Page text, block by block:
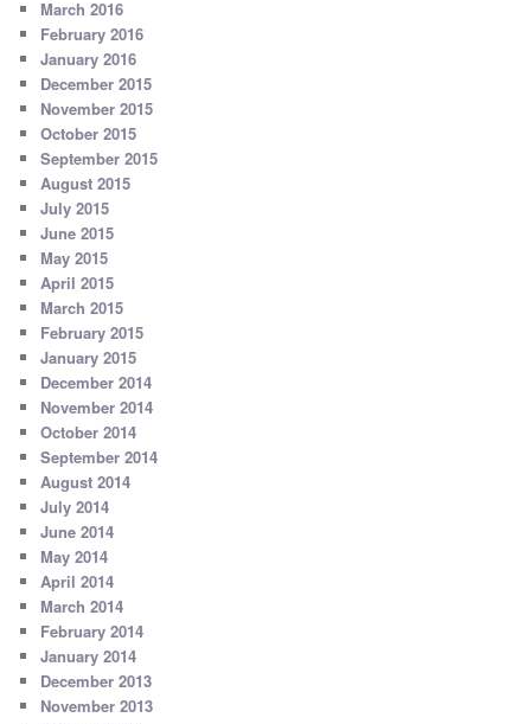
March 2016
February 2016
January 2016
December 2015
November 2015
October 2015
September 2015
August 2015
July 2015
June 2015
May 2015
April 2015
March 2015
February 2015
January 2015
December 2014
November 2014
October 2014
September 2014
August 2014
July 2014
June 2014
May 2014
April 2014
March 2014
February 2014
January 2014
December 2013
November 2013